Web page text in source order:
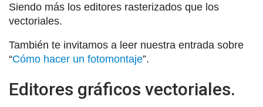
Siendo más los editores rasterizados que los
vectoriales.
También te invitamos a leer nuestra entrada sobre
“Cómo hacer un fotomontaje”.
Editores gráficos vectoriales.